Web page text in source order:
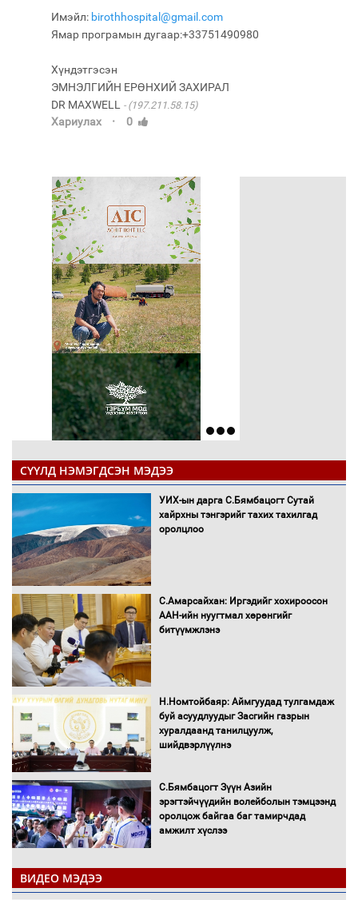
Имэйл: birothhospital@gmail.com
Ямар програмын дугаар:+33751490980
Хүндэтгэсэн
ЭМНЭЛГИЙН ЕРӨНХИЙ ЗАХИРАЛ
DR MAXWELL
(197.211.58.15)
Хариулах · 0
СҮҮЛД НЭМЭГДСЭН МЭДЭЭ
УИХ-ын дарга С.Бямбацогт Сутай
хайрхны тэнгэрийг тахих тахилгад
оролцлоо
С.Амарсайхан: Иргэдийг хохироосон
ААН-ийн нуугтмал хөрөнгийг
битүүмжлэнэ
Н.Номтойбаяр: Аймгуудад тулгамдаж
буй асуудлуудыг Засгийн газрын
хуралдаанд танилцуулж,
шийдвэрлүүлнэ
С.Бямбацогт Зүүн Азийн
эрэгтэйчүүдийн волейболын тэмцээнд
оролцож байгаа баг тамирчдад
амжилт хүслээ
ВИДЕО МЭДЭЭ